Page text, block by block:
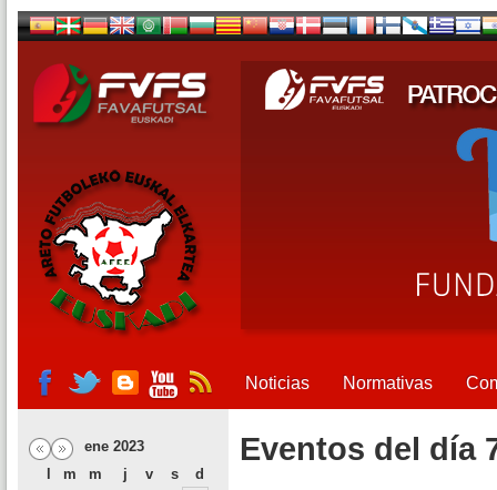
Noticias Normativas
ene 2023
m m j v s
d
Eventos del día